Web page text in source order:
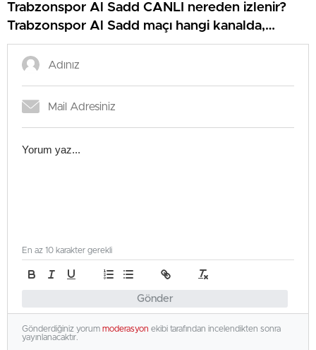
Trabzonspor Al Sadd CANLI nereden izlenir?
Trabzonspor Al Sadd maçı hangi kanalda,
nereden izlenir?
Gönder
En az 10 karakter gerekli
Gönderdiğiniz yorum moderasyon ekibi tarafından incelendikten sonra
yayınlanacaktır.